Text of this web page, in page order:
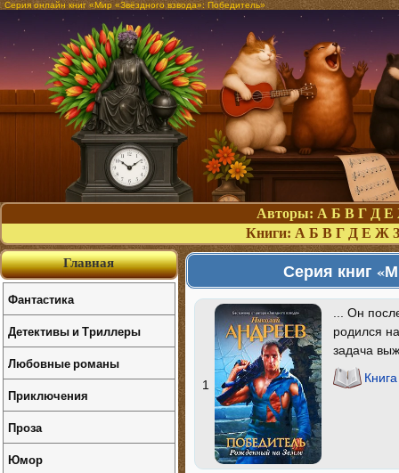
Серия онлайн книг «Мир «Звёздного взвода»: Победитель»
Авторы: А Б В Г Д Е
Книги: А Б В Г Д Е Ж З
Серия книг
1
... Он
родился
задача
Главная
Фантастика
Детективы и Триллеры
Любовные романы
Приключения
Проза
Юмор